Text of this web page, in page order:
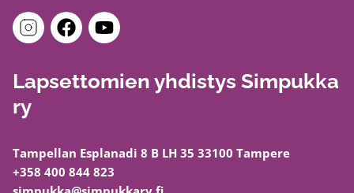
Lapsettomien yhdistys Simpukka
ry
Tampellan Esplanadi 8 B LH 35 33100 Tampere
+358 400 844 823